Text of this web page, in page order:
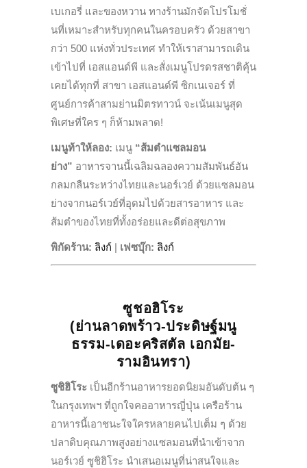
เบเกอรี่ และของหวาน ทางร้านมักจัดโปรโมชั่
นที่เหมาะสำหรับทุกคนในครอบครัว ด้วยสาขา
กว่า 500 แห่งทั่วประเทศ ทำให้เราสามารถเดิน
เข้าไปที่ เอสแอนด์พี และสั่งเมนูโปรดรสชาติคุ้น
เคยได้ทุกที่ สาขา เอสแอนด์พี ซิกเนเจอร์ ที่
ศูนย์การค้าสามย่านมิตรทาวน์ จะเน้นเมนูสุด
พิเศษที่ใคร ๆ ก็ห้ามพลาด!
เมนูท้าให้ลอง: เมนู “ส้มตำแซลมอน
ย่าง” อาหารจานนี้เฉลิมฉลองความสัมพันธ์อัน
กลมกลืนระหว่างไทยและนอร์เวย์ ด้วยแซลมอน
ย่างจากนอร์เวย์ที่อุดมไปด้วยสารอาหาร และ
ส้มตำของไทยที่ทั้งอร่อยและดีต่อสุขภาพ
พิกัดร้าน: ลิงก์ | เฟซบุ๊ก: ลิงก์
ซูชอฮิโระ
(ย่านลาดพร้าว-ประดิษฐ์มนู
ธรรม-เดอะคริสตัล เอกมัย-
รามอินทรา)
ซูชิฮิโระ เป็นอีกร้านอาหารยอดนิยมอันดับต้น ๆ
ในกรุงเทพฯ ที่ถูกใจคออาหารญี่ปุ่น เครือร้าน
อาหารนี้เอาชนะใจใครหลายคนไปเต็ม ๆ ด้วย
ปลาดิบคุณภาพสูงอย่างแซลมอนที่นำเข้าจาก
นอร์เวย์ ซูชิฮิโระ นำเสนอเมนูที่น่าสนใจและ